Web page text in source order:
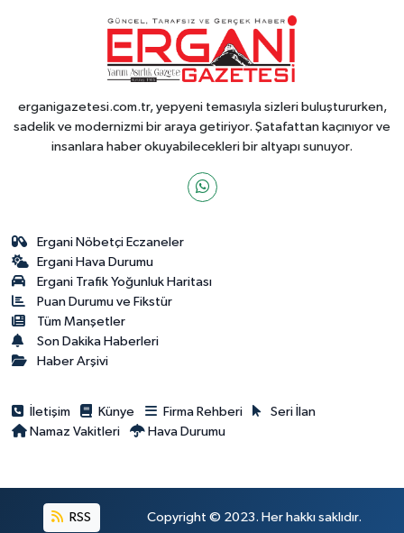
erganigazetesi.com.tr, yepyeni temasıyla sizleri buluştururken,
sadelik ve modernizmi bir araya getiriyor. Şatafattan kaçınıyor ve
insanlara haber okuyabilecekleri bir altyapı sunuyor.
Ergani Nöbetçi Eczaneler
Ergani Hava Durumu
Ergani Trafik Yoğunluk Haritası
Puan Durumu ve Fikstür
Tüm Manşetler
Son Dakika Haberleri
Haber Arşivi
İletişim Künye Firma Rehberi
Seri İlan
Namaz Vakitleri
Hava Durumu
RSS Copyright © 2023. Her hakkı saklıdır.